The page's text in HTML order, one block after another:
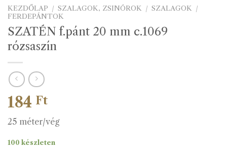
KEZDŐLAP / SZALAGOK, ZSINÓROK / SZALAGOK /
FERDEPÁNTOK
SZATÉN f.pánt 20 mm c.1069
rózsaszín
184 Ft
25 méter/vég
100 készleten